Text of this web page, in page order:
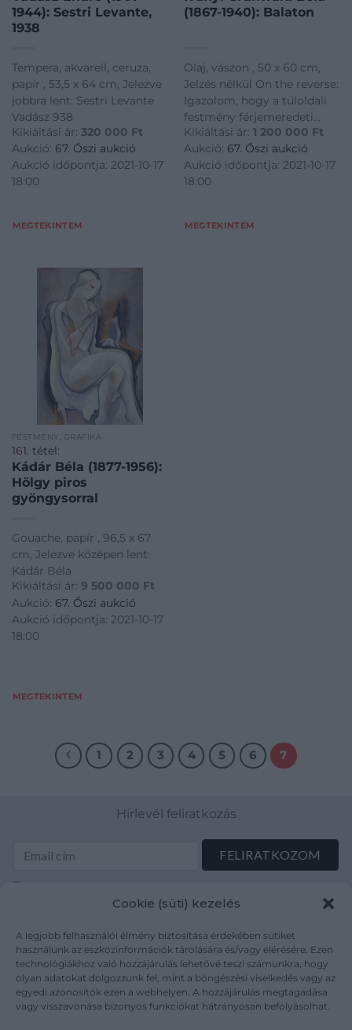
Cookie (süti) kezelés
A legjobb felhasználói élmény biztosítása érdekében sütiket
használunk az eszközinformációk tárolására és/vagy elérésére. Ezen
technológiákhoz való hozzájárulás lehetővé teszi számunkra, hogy
olyan adatokat dolgozzunk fel, mint a böngészési viselkedés vagy az
egyedi azonosítók ezen a webhelyen. A hozzájárulás megtagadása
vagy visszavonása bizonyos funkciókat hátrányosan befolyásolhat.
1944): Sestri Levante,
1938
Tempera, akvarell, ceruza,
papír , 53,5 x 64 cm, Jelezve
jobbra lent: Sestri Levante
Vadász 938
Kikiáltási ár: 320 000 Ft
Aukció: 67. Őszi aukció
Aukció időpontja: 2021-10-17
18:00
MEGTEKINTEM
(1867-1940): Balaton
Olaj, vászon , 50 x 60 cm,
Jelzés nélkül On the reverse:
Igazolom, hogy a túloldali
festmény férjemeredeti
munkája Budapest, 1943.
május Iványi Grünwald
Béláné Iványi Grünwald
Béla hagyatéki pecsét
Kikiáltási ár: 1 200 000 Ft
Aukció: 67. Őszi aukció
Aukció időpontja: 2021-10-17
18:00
MEGTEKINTEM
FESTMÉNY, GRAFIKA
161. tétel:
Kádár Béla (1877-1956):
Hölgy piros
gyöngysorral
Gouache, papír , 96,5 x 67
cm, Jelezve középen lent:
Kádár Béla
Kikiáltási ár: 9 500 000 Ft
Aukció: 67. Őszi aukció
Aukció időpontja: 2021-10-17
18:00
MEGTEKINTEM
1 2 3 4 5 6 7
Hírlevél feliratkozás
mutargy.com/adatkezelesi-tajekoztato/
Rólunk
Médiaajánlat
Karrier
Kapcsolat
Áraink
ÁSZF
Adatvédelem
Impresszum